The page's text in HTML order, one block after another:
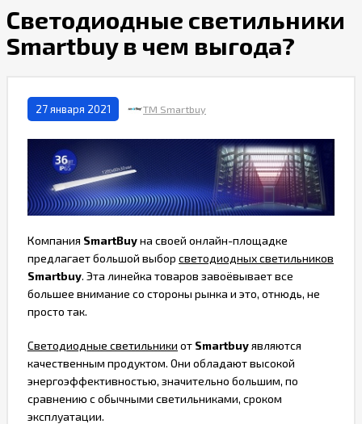
Светодиодные светильники
Smartbuy в чем выгода?
27 января 2021 ТМ Smartbuy
Компания SmartBuyна своей онлайн-площадке
предлагает большой выбор светодиодных светильников
Smartbuy. Эта линейка товаров завоёвывает все
большее внимание со стороны рынка и это, отнюдь, не
просто так.
Светодиодные светильники от Smartbuyявляются
качественным продуктом. Они обладают высокой
энергоэффективностью, значительно большим, по
сравнению с обычными светильниками, сроком
эксплуатации.